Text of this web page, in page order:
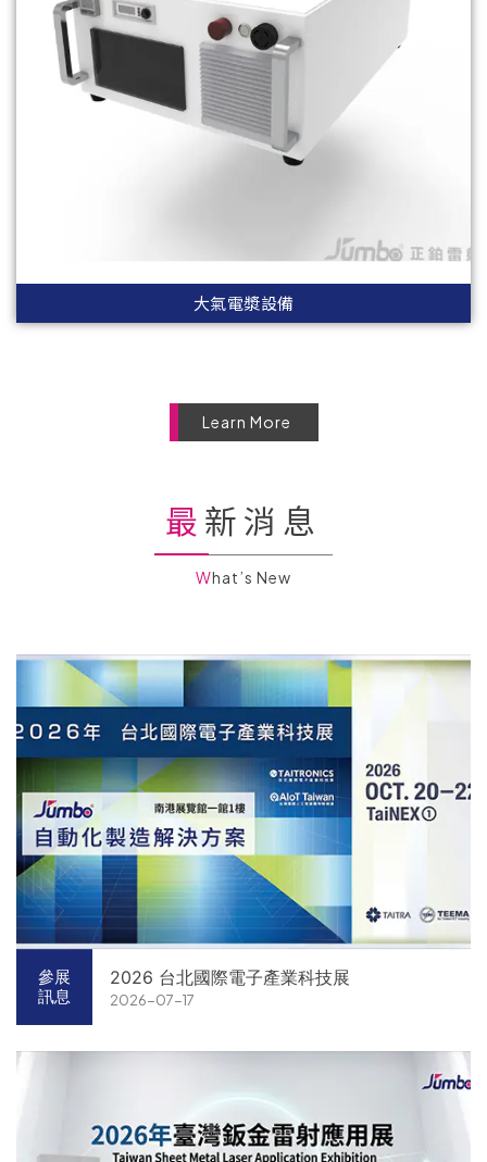
大氣電漿設備
Learn More
最新消息
What’s New
參展
訊息
2026 台北國際電子產業科技展
2026-07-17